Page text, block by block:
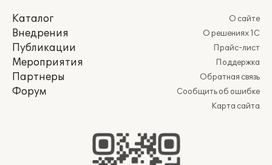
Каталог
Внедрения
Публикации
Мероприятия
Партнеры
Форум
О сайте
О решениях 1С
Прайс-лист
Поддержка
Обратная связь
Сообщить об ошибке
Карта сайта